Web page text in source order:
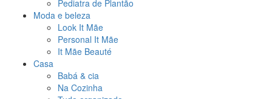
Pediatra de Plantão
Moda e beleza
Look It Mãe
Personal It Mãe
It Mãe Beauté
Casa
Babá & cia
Na Cozinha